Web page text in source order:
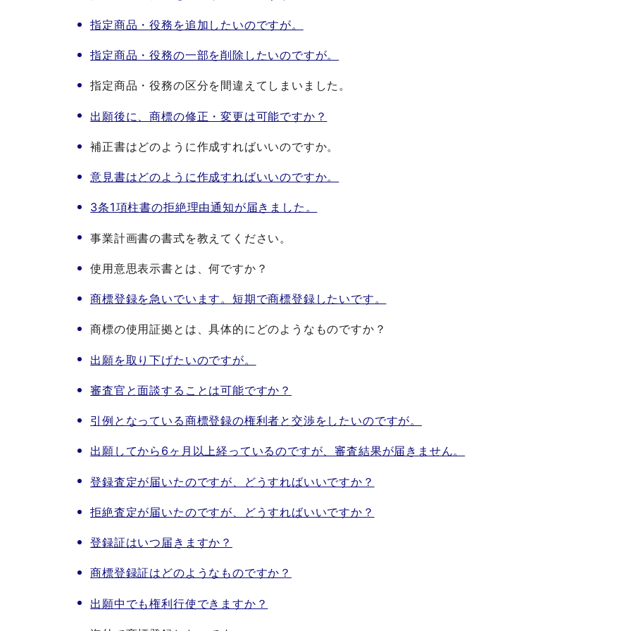
指定商品・役務を追加したいのですが。
指定商品・役務の一部を削除したいのですが。
指定商品・役務の区分を間違えてしまいました。
出願後に、商標の修正・変更は可能ですか？
補正書はどのように作成すればいいのですか。
意見書はどのように作成すればいいのですか。
3条1項柱書の拒絶理由通知が届きました。
事業計画書の書式を教えてください。
使用意思表示書とは、何ですか？
商標登録を急いでいます。短期で商標登録したいです。
商標の使用証拠とは、具体的にどのようなものですか？
出願を取り下げたいのですが。
審査官と面談することは可能ですか？
引例となっている商標登録の権利者と交渉をしたいのですが。
出願してから6ヶ月以上経っているのですが、審査結果が届きません。
登録査定が届いたのですが、どうすればいいですか？
拒絶査定が届いたのですが、どうすればいいですか？
登録証はいつ届きますか？
商標登録証はどのようなものですか？
出願中でも権利行使できますか？